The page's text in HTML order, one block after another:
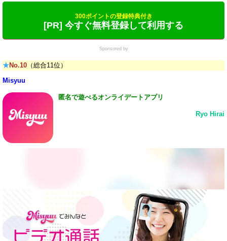
300ポイントの登録特典付き
[PR] 今すぐ無料登録して利用する
Sponsored by
★No.10 （総合11位）
Misyuu
匿名で遊べるオンライデートアプリ
Ryo Hirai